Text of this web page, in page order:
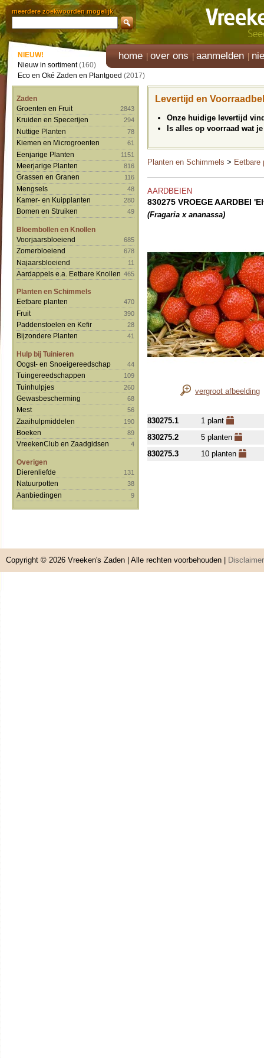
meerdere zoekwoorden mogelijk
home over ons aanmelden
NIEUW!
Nieuw in sortiment(160)
Eco en Oké Zaden en Plantgoed (2017)
Zaden
Groenten en Fruit
2843
Kruiden en Specerijen 294
Nuttige Planten 78
Kiemen en Microgroenten 61
Eenjarige Planten 1151
Meerjarige Planten 816
Grassen en Granen 116
Mengsels 48
Kamer- en Kuipplanten 280
Bomen en Struiken 49
Bloembollen en Knollen
Voorjaarsbloeiend
685
Zomerbloeiend 678
Najaarsbloeiend 11
Aardappels e.a. Eetbare Knollen 465
Planten en Schimmels
Eetbare planten
470
Fruit 390
Paddenstoelen en Kefir 28
Bijzondere Planten 41
Hulp bij Tuinieren
Oogst- en Snoeigereedschap
44
Tuingereedschappen 109
Tuinhulpjes 260
Gewasbescherming 68
Mest 56
Zaaihulpmiddelen 190
Boeken 89
VreekenClub en Zaadgidsen 4
Overigen
Dierenliefde
131
Natuurpotten 38
Aanbiedingen 9
Levertijd en
Onze huidige levertijd
Is alles op voorraad wat
Planten en Schimmels > Eetbare
AARDBEIEN
830275 VROEGE AARDBEI
(Fragaria x ananassa)
vergroot afbeelding
830275.1
1 plant
830275.2
5 planten
830275.3
10 planten
Copyright © 2026 Vreeken's Zaden | Alle rechten voorbehouden | Disclaimer